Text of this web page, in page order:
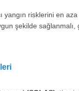
yangın risklerini en
şekilde sağlanmalı,